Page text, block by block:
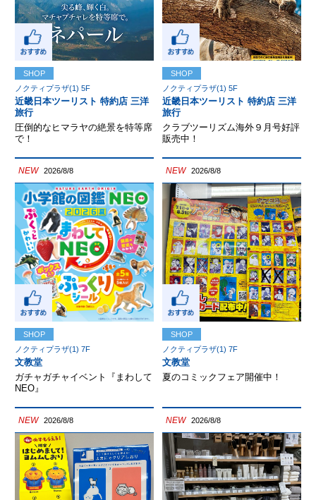
SHOP
ノクティプラザ(1) 5F
近畿日本ツーリスト 特約店 三洋
旅行
圧倒的なヒマラヤの絶景を特等席
で！
SHOP
ノクティプラザ(1) 5F
近畿日本ツーリスト 特約店 三洋
旅行
クラブツーリズム海外９月号好評
販売中！
NEW 2026/8/8
SHOP
ノクティプラザ(1) 7F
文教堂
ガチャガチャイベント『まわして
NEO』
NEW 2026/8/8
SHOP
ノクティプラザ(1) 7F
文教堂
夏のコミックフェア開催中！
NEW 2026/8/8 NEW 2026/8/8